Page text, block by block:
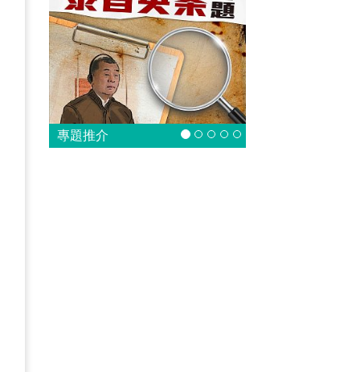
專題推介